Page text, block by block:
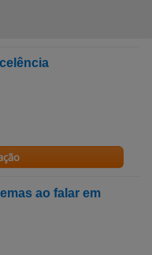
ao falar em